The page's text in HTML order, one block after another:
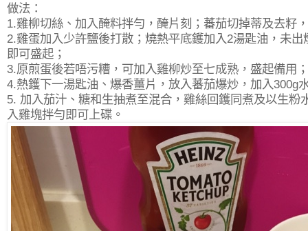
做法：
1.雞柳切絲、加入醃料拌勻，醃片刻；蕃茄切掉蒂及去籽
2.雞蛋加入少許鹽後打散；燒熱平底鑊加入2湯匙油，未
即可盛起；
3.原煎蛋後若唔污糟，可加入雞柳炒至七成熟，盛起備用；
4.熱鑊下一湯匙油、爆香薑片，放入蕃茄爆炒，加入300g
5. 加入茄汁、糖和生抽煮至混合，雞絲回鑊同煮及以生粉
入雞塊拌勻即可上碟。